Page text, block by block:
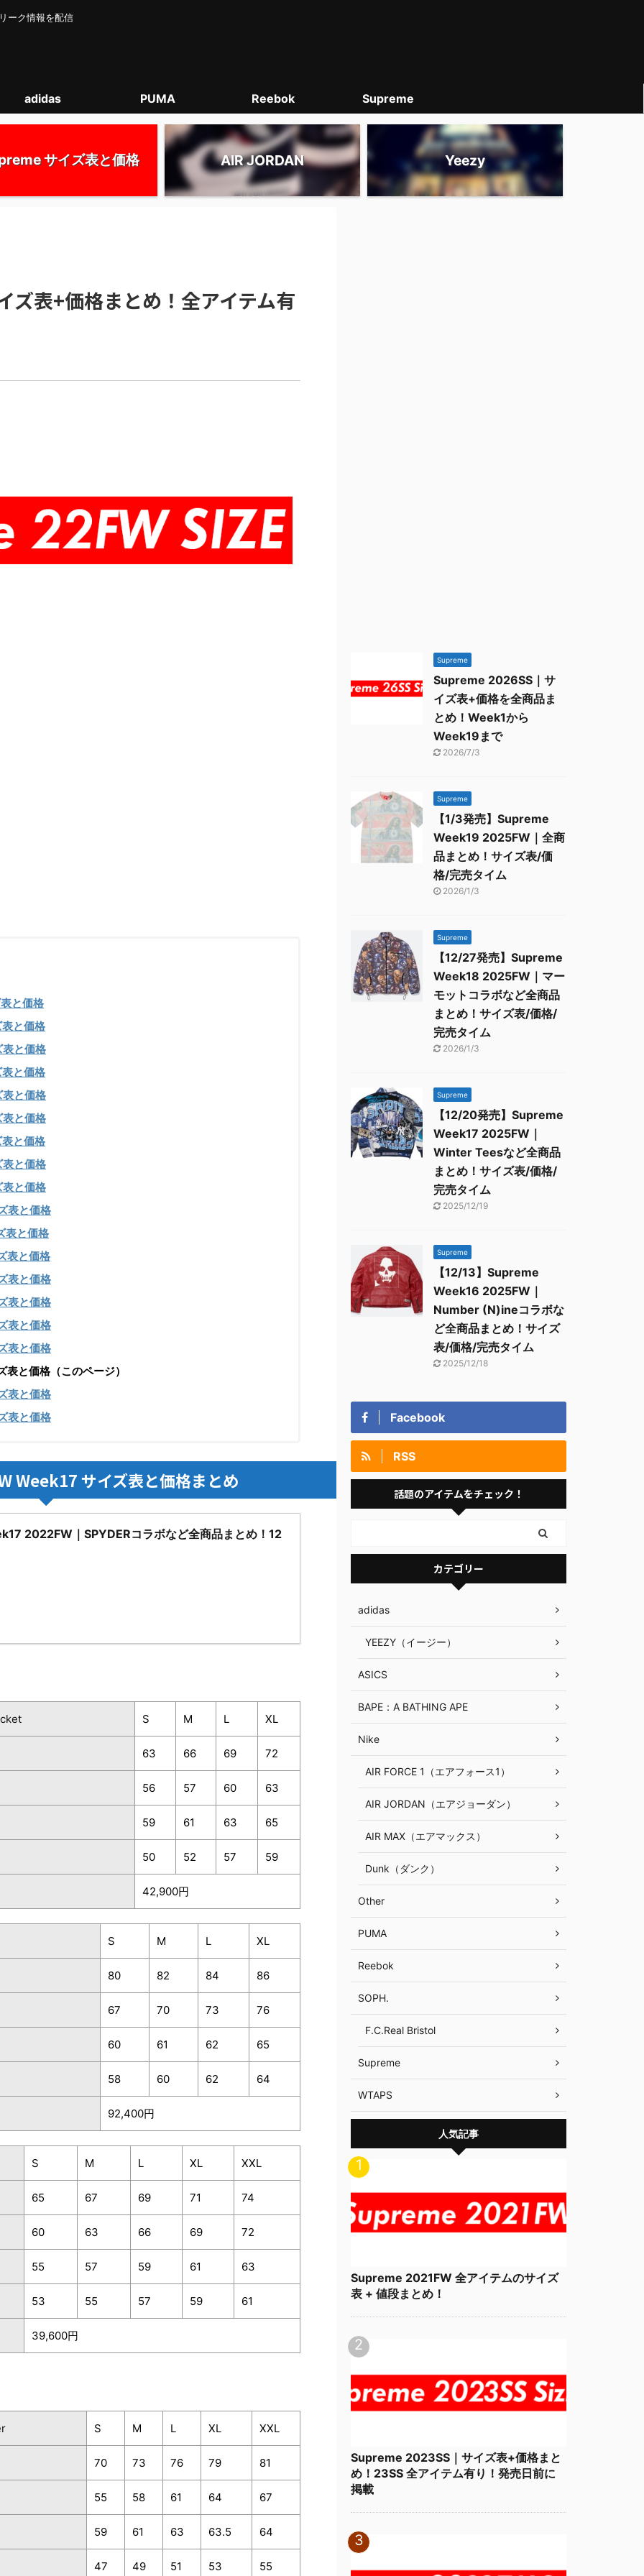
ーク情報を配信
adidas PUMA Reebok Supreme
サイズ表と価格 AIR JORDAN Yeezy
表+価格まとめ！全アイテム有
と価格
と価格
と価格
と価格
と価格
と価格
と価格
と価格
と価格
表と価格
表と価格
表と価格
表と価格
表と価格
表と価格
表と価格
と価格（このページ）
表と価格
表と価格
Week17 サイズ表と価格まとめ
2022FW｜SPYDERコラボなど全商品まとめ！12
S M L XL
63 66 69 72
56 57 60 63
59 61 63 65
50 52 57 59
42,900円
S M L XL
80 82 84 86
67 70 73 76
60 61 62 65
58 60 62 64
92,400円
S M L XL XXL
65 67 69 71 74
60 63 66 69 72
55 57 59 61 63
53 55 57 59 61
39,600円
S M L XL XXL
70 73 76 79 81
55 58 61 64 67
59 61 63 63.5 64
47 49 51 53 55
Supreme
Supreme 2026SS｜サ
イズ表+価格を全商品ま
とめ！Week1から
Week19まで
2026/7/3
Supreme
【1/3発売】Supreme
Week19 2025FW｜全商
品まとめ！サイズ表/価
格/完売タイム
2026/1/3
Supreme
【12/27発売】Supreme
Week18 2025FW｜マー
モットコラボなど全商品
まとめ！サイズ表/価格/
完売タイム
2026/1/3
Supreme
【12/20発売】Supreme
Week17 2025FW｜
Winter Teesなど全商品
まとめ！サイズ表/価格/
完売タイム
2025/12/19
Supreme
【12/13】Supreme
Week16 2025FW｜
Number (N)ineコラボな
ど全商品まとめ！サイズ
表/価格/完売タイム
2025/12/18
Facebook
RSS
話題のアイテムをチェック！
カテゴリー
adidas
YEEZY（イージー）
ASICS
BAPE：A BATHING APE
Nike
AIR FORCE 1（エアフォース1）
AIR JORDAN（エアジョーダン）
AIR MAX（エアマックス）
Dunk（ダンク）
Other
PUMA
Reebok
SOPH.
F.C.Real Bristol
Supreme
WTAPS
人気記事
Supreme 2021FW 全アイテムのサイズ
表 + 値段まとめ！
Supreme 2023SS｜サイズ表+価格まと
め！23SS 全アイテム有り！発売日前に
掲載